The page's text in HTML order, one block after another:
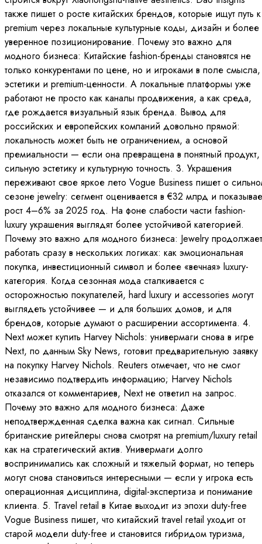
также пишет о росте китайских брендов, которые ищут путь к
premium через локальные культурные коды, дизайн и более
уверенное позиционирование. Почему это важно для
модного бизнеса: Китайские fashion-бренды становятся не
только конкурентами по цене, но и игроками в поле смысла,
эстетики и premium-ценности. А локальные платформы уже
работают не просто как каналы продвижения, а как среда,
где рождается визуальный язык бренда. Вывод для
российских и европейских компаний довольно прямой:
локальность может быть не ограничением, а основой
премиальности — если она превращена в понятный продукт,
сильную эстетику и культурную точность. 3. Украшения
переживают свое яркое лето Vogue Business пишет о
сезоне jewelry: сегмент оценивается в €32 млрд и
рост 4–6% за 2025 год. На фоне слабости части fashion-
luxury украшения выглядят более устойчивой категорией.
Почему это важно для модного бизнеса: Jewelry продолжает
работать сразу в нескольких логиках: как эмоциональная
покупка, инвестиционный символ и более «вечная» luxury-
категория. Когда сезонная мода сталкивается с
осторожностью покупателей, hard luxury и accessories могут
выглядеть устойчивее — и для больших домов, и для
брендов, которые думают о расширении ассортимента. 4.
Next может купить Harvey Nichols: универмаги снова в игре
Next, по данным Sky News, готовит предварительную заявку
на покупку Harvey Nichols. Reuters отмечает, что не смог
независимо подтвердить информацию; Harvey Nichols
отказался от комментариев, Next не ответил на запрос.
Почему это важно для модного бизнеса: Даже
неподтвержденная сделка важна как сигнал. Сильные
британские ритейлеры снова смотрят на premium/luxury retail
как на стратегический актив. Универмаги долго
воспринимались как сложный и тяжелый формат, но теперь
могут снова становиться интересными — если у игрока есть
операционная дисциплина, digital-экспертиза и понимание
клиента. 5. Travel retail в Китае выходит из эпохи duty-free
Vogue Business пишет, что китайский travel retail уходит от
старой модели duty-free и становится гибридом туризма,